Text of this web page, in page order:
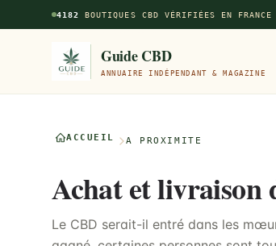
Aller au contenu principal
4182 BOUTIQUES CBD VÉRIFIÉES EN FRANCE
Guide CBD
ANNUAIRE INDÉPENDANT & MAGAZINE
ACCUEIL À PROXIMITÉ
Achat et livraison
Le CBD serait-il entré dans les